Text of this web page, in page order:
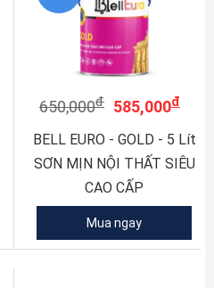
650,000đ 585,000đ
BELL EURO - GOLD - 5 Lít
SƠN MỊN NỘI THẤT SIÊU
CAO CẤP
Mua ngay